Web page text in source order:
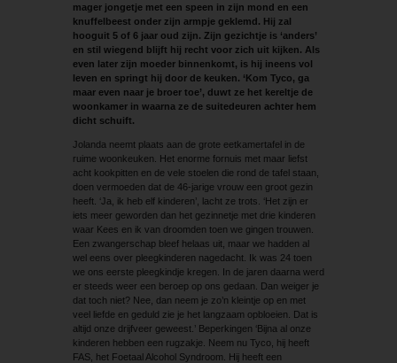
mager jongetje met een speen in zijn mond en een
knuffelbeest onder zijn armpje geklemd. Hij zal
hooguit 5 of 6 jaar oud zijn. Zijn gezichtje is ‘anders’
en stil wiegend blijft hij recht voor zich uit kijken. Als
even later zijn moeder binnenkomt, is hij ineens vol
leven en springt hij door de keuken. ‘Kom Tyco, ga
maar even naar je broer toe’, duwt ze het kereltje de
woonkamer in waarna ze de suitedeuren achter hem
dicht schuift.
Jolanda neemt plaats aan de grote eetkamertafel in de
ruime woonkeuken. Het enorme fornuis met maar liefst
acht kookpitten en de vele stoelen die rond de tafel staan,
doen vermoeden dat de 46-jarige vrouw een groot gezin
heeft. ‘Ja, ik heb elf kinderen’, lacht ze trots. ‘Het zijn er
iets meer ­geworden dan het gezinnetje met drie kinderen
waar Kees en ik van droomden toen we gingen trouwen.
Een zwangerschap bleef helaas uit, maar we hadden al
wel eens over pleegkinderen nagedacht. Ik was 24 toen
we ons eerste pleegkindje kregen. In de jaren daarna werd
er steeds weer een beroep op ons gedaan. Dan weiger je
dat toch niet? Nee, dan neem je zo’n kleintje op en met
veel liefde en geduld zie je het langzaam opbloeien. Dat is
altijd onze drijfveer geweest.’ Beperkingen ‘Bijna al onze
kinderen hebben een rugzakje. Neem nu Tyco, hij heeft
FAS, het Foetaal Alcohol Syndroom. Hij heeft een